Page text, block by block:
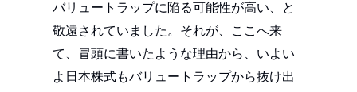
バリュートラップに陥る可能性が高い、と
敬遠されていました。それが、ここへ来
て、冒頭に書いたような理由から、いよい
よ日本株式もバリュートラップから抜け出